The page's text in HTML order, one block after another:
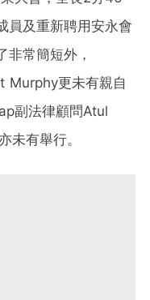
員及重新聘用安永會
非常簡短外，
Murphy更未有親自
副法律顧問Atul
未有舉行。